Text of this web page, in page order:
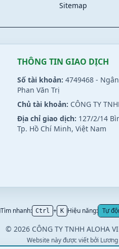
Sitemap
THÔNG TIN GIAO DỊCH
Số tài khoản: 4749468 -
Phan Văn Trị
Chủ tài khoản: CÔNG TY
Địa chỉ giao dịch: 127/2/14
Tp. Hồ Chí Minh, Việt Nam
Tìm nhanh: Ctrl + K Hiệu năng: Tự
© 2026 CÔNG TY TNHH ALOHA
Website này được viết bởi